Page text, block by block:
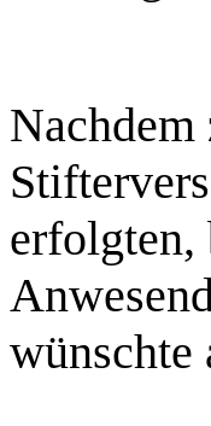
Nachdem
erfolgten,
wünschte